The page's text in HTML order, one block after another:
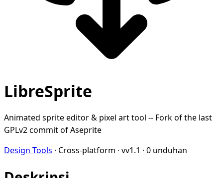
LibreSprite
Animated sprite editor & pixel art tool -- Fork of the last
GPLv2 commit of Aseprite
Design Tools · Cross-platform · vv1.1 · 0 unduhan